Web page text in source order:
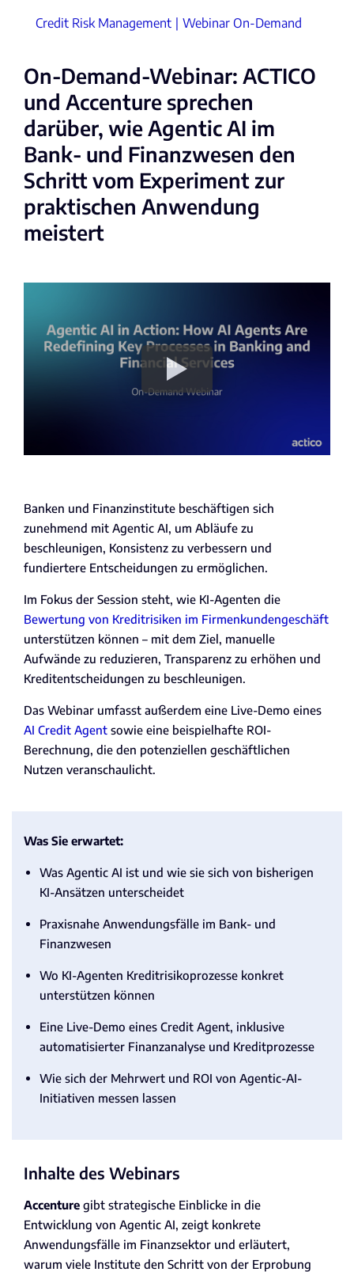
Credit Risk Management Webinar On-Demand
On-Demand-Webinar: ACTICO
und Accenture sprechen
darüber, wie Agentic AI im
Bank- und Finanzwesen den
Schritt vom Experiment zur
praktischen Anwendung
meistert
Banken und Finanzinstitute beschäftigen sich
zunehmend mit Agentic AI, um Abläufe zu
beschleunigen, Konsistenz zu verbessern und
fundiertere Entscheidungen zu ermöglichen.
Im Fokus der Session steht, wie KI-Agenten die
Bewertung von Kreditrisiken im Firmenkundengeschäft
unterstützen können – mit dem Ziel, manuelle
Aufwände zu reduzieren, Transparenz zu erhöhen und
Kreditentscheidungen zu beschleunigen.
Das Webinar umfasst außerdem eine Live-Demo eines
AI Credit Agent sowie eine beispielhafte ROI-
Berechnung, die den potenziellen geschäftlichen
Nutzen veranschaulicht.
Was Sie erwartet:
Was Agentic AI ist und wie sie sich von bisherigen
KI-Ansätzen unterscheidet
Praxisnahe Anwendungsfälle im Bank- und
Finanzwesen
Wo KI-Agenten Kreditrisikoprozesse konkret
unterstützen können
Eine Live-Demo eines Credit Agent, inklusive
automatisierter Finanzanalyse und Kreditprozesse
Wie sich der Mehrwert und ROI von Agentic-AI-
Initiativen messen lassen
Inhalte des Webinars
Accenture gibt strategische Einblicke in die
Entwicklung von Agentic AI, zeigt konkrete
Anwendungsfälle im Finanzsektor und erläutert,
warum viele Institute den Schritt von der Erprobung